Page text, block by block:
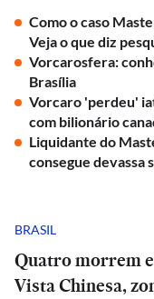
Como o caso
Veja o que diz
Vorcarosfera:
Brasília
Vorcaro 'perdeu'
com bilionário
Liquidante do
consegue devassa
BRASIL
Quatro morrem
Vista Chinesa,